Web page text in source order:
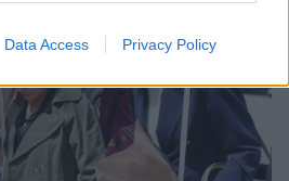
Data Access Privacy Policy